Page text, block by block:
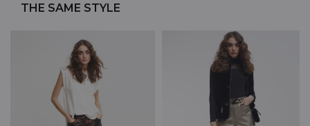
THE SAME STYLE